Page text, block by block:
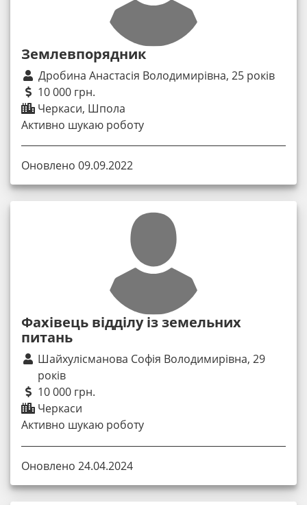
Землевпорядник
Дробина Анастасія Володимирівна, 25 років
10 000 грн.
Черкаси, Шпола
Активно шукаю роботу
Оновлено 09.09.2022
Фахівець відділу із земельних
питань
Шайхулісманова Софія Володимирівна, 29
років
10 000 грн.
Черкаси
Активно шукаю роботу
Оновлено 24.04.2024